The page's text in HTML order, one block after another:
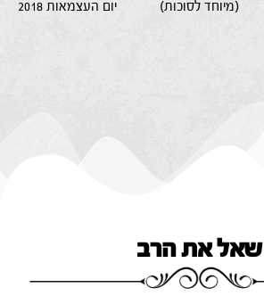
יום העצמאות 2018
(מיוחד לסוכות)
שאל את הרב